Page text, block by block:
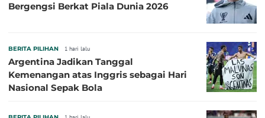
Bergengsi Berkat Piala Dunia 2026
BERITA PILIHAN 1 hari lalu
Argentina Jadikan Tanggal
Kemenangan atas Inggris sebagai Hari
Nasional Sepak Bola